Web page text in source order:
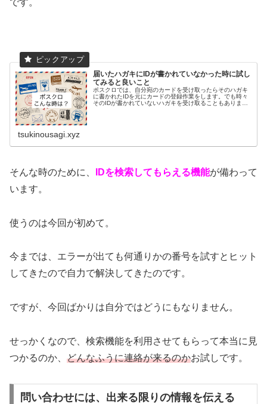
です。
届いたハガキにIDが書かれていなかった時に試し
てみると良いこと
ポスクロでは、自分宛のカードを受け取ったらそのハガキ
に書かれたIDを元にカードの登録作業をします。でも時々
そのIDが書かれていないハガキを受け取ることもありま
tsukinousagi.xyz
そんな時のために、 IDを検索してもらえる機能が備わって
います。
使うのは今回が初めて。
今までは、エラーが出ても何通りかの番号を試すとヒット
してきたので自力で解決してきたのです。
ですが、今回ばかりは自分ではどうにもなりません。
せっかくなので、検索機能を利用させてもらって本当に見
つかるのか、 どんなふうに連絡が来るのかお試しです。
問い合わせには、出来る限りの情報を伝える